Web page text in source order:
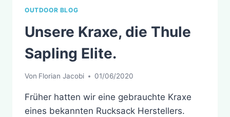
OUTDOOR BLOG
Unsere Kraxe, die Thule
Sapling Elite.
Von Florian Jacobi 01/06/2020
Früher hatten wir eine gebrauchte Kraxe
eines bekannten Rucksack Herstellers.